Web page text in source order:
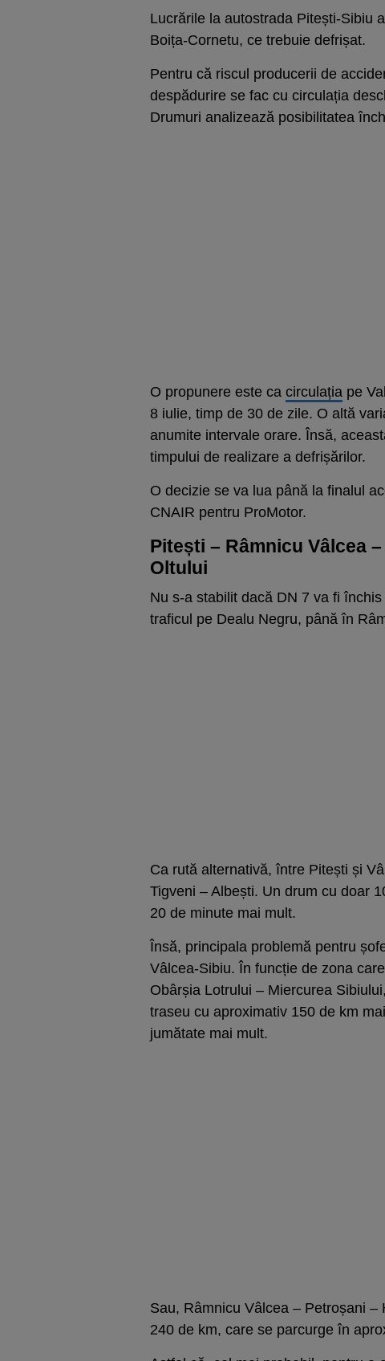
Lucrările la autostrada Pitești-Sibiu
Boița-Cornetu, ce trebuie defrișat.
Pentru că riscul producerii de
despădurire se fac cu circulația
Drumuri analizează posibilitatea
O propunere este ca circulația pe
8 iulie, timp de 30 de zile. O altă
anumite intervale orare. Însă,
timpului de realizare a defrișărilor.
O decizie se va lua până la finalul
CNAIR pentru ProMotor.
Pitești – Râmnicu Vâlcea
Oltului
Nu s-a stabilit dacă DN 7 va fi
traficul pe Dealu Negru, până în
Ca rută alternativă, între Pitești și
Tigveni – Albești. Un drum cu doar
20 de minute mai mult.
Însă, principala problemă pentru
Vâlcea-Sibiu. În funcție de zona
Obârșia Lotrului – Miercurea
traseu cu aproximativ 150 de km
jumătate mai mult.
Sau, Râmnicu Vâlcea – Petroșani
240 de km, care se parcurge în